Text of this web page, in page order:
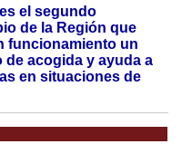
el segundo
de la Región que
funcionamiento un
de acogida y ayuda a
en situaciones de